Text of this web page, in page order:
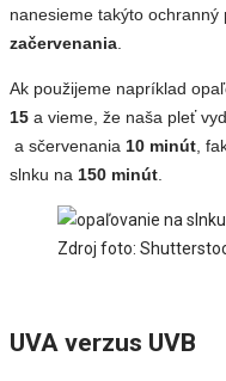
nanesieme takýto
začervenania
Ak použijeme napríklad
15 a vieme, že naša pleť
a sčervenania 10 minút ,
slnku na 150 minút
Zdroj foto:
UVA verzus UVB